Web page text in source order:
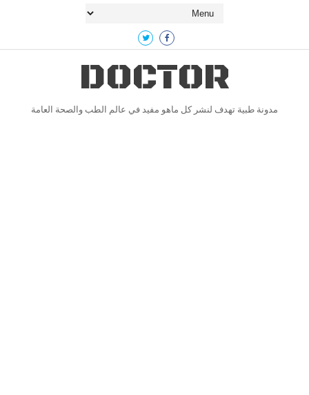
DOCTOR
مدونة طبية تهدف لنشر كل ماهو مفيد في عالم الطب والصحة العامة